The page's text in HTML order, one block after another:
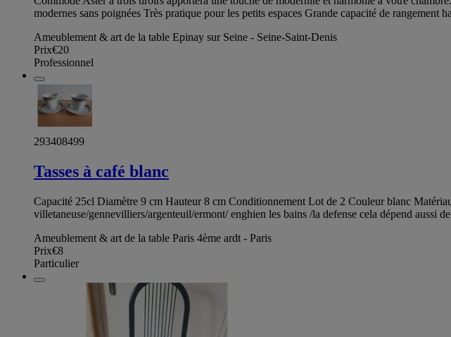
modernes sans poignées Très pratique pour les petits espaces Grande capacité de rangement
Ameublement & art de la table Epinay sur Seine - Seine-Saint-Denis
Prix€20
Professionnel
293408499
Tasses à café blanc
Capacité 25cl Diamètre 9 cm Hauteur 8 cm Conditionnement Lot de 2 Couleur blanc
villetaneuse/gennevilliers/argenteuil/ermont/ enghien les bains /la defense cela dépend aussi
Ameublement & art de la table Paris 4ème ardt - Paris
Prix€8
Particulier